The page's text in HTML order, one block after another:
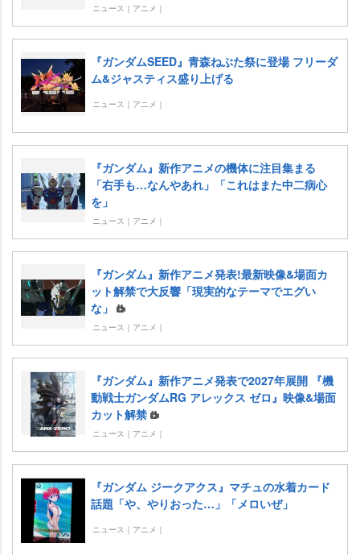
ニュース｜アニメ｜
『ガンダムSEED』青森ねぶた祭に登場 フリーダ
ム&ジャスティス盛り上げる
ニュース｜アニメ｜
『ガンダム』新作アニメの機体に注目集まる
「右手も…なんやあれ」「これはまた中二病心
を」
ニュース｜アニメ｜
『ガンダム』新作アニメ発表!最新映像&場面カ
ット解禁で大反響「現実的なテーマでエグい
な」
ニュース｜アニメ｜
『ガンダム』新作アニメ発表で2027年展開 『機
動戦士ガンダムRG アレックス ゼロ』映像&場面
カット解禁
ニュース｜アニメ｜
『ガンダム ジークアクス』マチュの水着カード
話題「や、やりおった…」「メロいぜ」
ニュース｜アニメ｜